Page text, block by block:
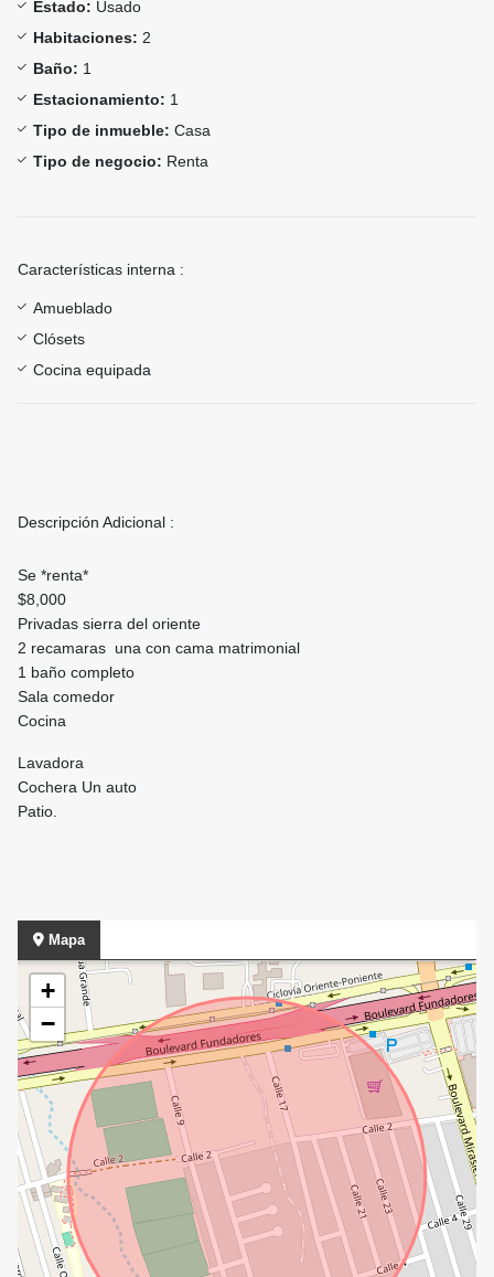
Estado: Usado
Habitaciones: 2
Baño: 1
Estacionamiento: 1
Tipo de inmueble: Casa
Tipo de negocio: Renta
Características interna :
Amueblado
Clósets
Cocina equipada
Descripción Adicional :
Se *renta*
$8,000
Privadas sierra del oriente
2 recamaras una con cama matrimonial
1 baño completo
Sala comedor
Cocina
Lavadora
Cochera Un auto
Patio.
Mapa
+
−